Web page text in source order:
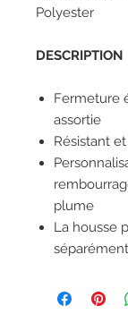
Polyester
DESCRIPTION
Fermeture
assortie
Résistant
plume
La housse
séparément